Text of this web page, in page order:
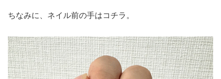
ちなみに、ネイル前の手はコチラ。